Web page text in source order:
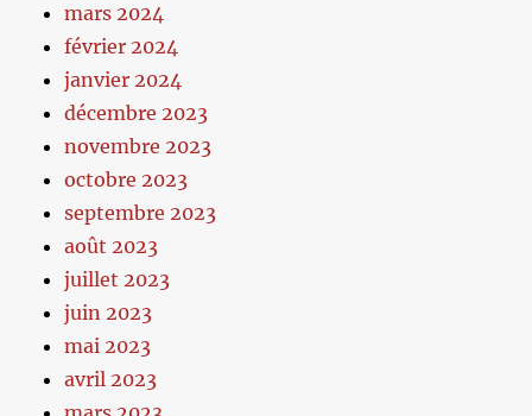
mars 2024
février 2024
janvier 2024
décembre 2023
novembre 2023
octobre 2023
septembre 2023
août 2023
juillet 2023
juin 2023
mai 2023
avril 2023